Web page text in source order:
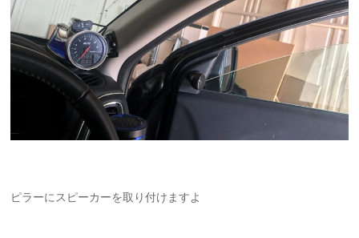
ピラーにスピーカーを取り付けますよ